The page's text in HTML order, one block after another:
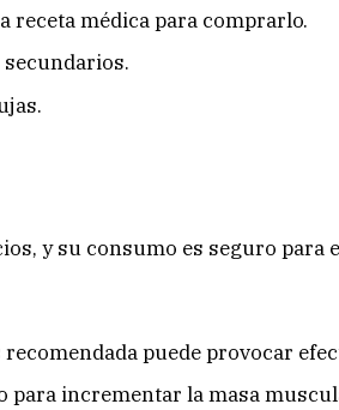
receta médica para comprarlo.
y su consumo es seguro para
puede provocar
para incrementar la masa